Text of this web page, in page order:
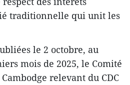
traditionnelle qui unit les
le 2 octobre, au
mois de 2025, le Comité
relevant du CDC